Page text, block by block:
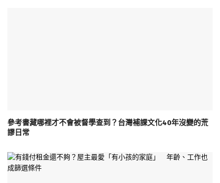
參考書藏哪裡才不會被督學查到？台灣補課文化40年沒變的荒
謬日常